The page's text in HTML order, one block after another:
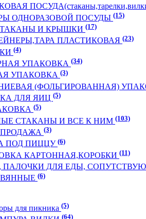
ОДНОРАЗОВОЙ ПОСУДЫ (15)
СТАКАНЫ И КРЫШКИ (17)
ПЛАСТИКОВАЯ (23)
(4)
УПАКОВКА (34)
УПАКОВКА (3)
(ФОЛЬГИРОВАННАЯ)
ДЛЯ ЯИЦ (5)
(5)
СТАКАНЫ И ВСЕ К НИМ (103)
(3)
ПОД ПИЦЦУ (6)
КАРТОННАЯ,КОРОБКИ (11)
ПАЛОЧКИ ДЛЯ ЕДЫ,
(6)
для пикника (5)
(64)